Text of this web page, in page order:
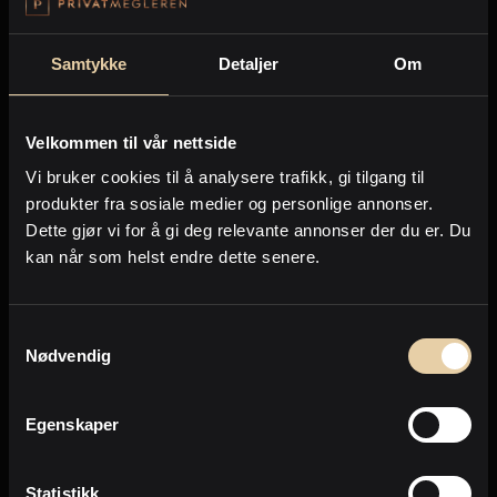
Samtykke Detaljer Om
Velkommen til vår nettside
Vi bruker cookies til å analysere trafikk, gi tilgang til
produkter fra sosiale medier og personlige annonser.
Dette gjør vi for å gi deg relevante annonser der du er. Du
kan når som helst endre dette senere.
Nødvendig
Egenskaper
Statistikk
hvordan megler har kommet frem til verdien, hvilke
sammenlignbare eiendommer som er solgt, hvilke
som er for salg i markedet akkurat nå m.m.
Først når verdivurderingen er foretatt, kan det være
aktuelt å utføre oppgraderinger som kan påvirke
verdien. Som eiendomsselger får du raskt et innblikk i
hva markedet kan være villig til å betale, og dermed
Vår tilnærming
Når vi verdivurderer din eiendom, skjer det gjennom
en befaring sammen med deg som selger. Du viser
forklarer hva som eventuelt er utført av oppgraderinger